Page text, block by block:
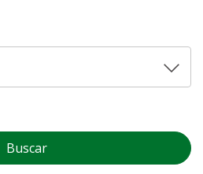
legislativas na CLDF podem
Buscar